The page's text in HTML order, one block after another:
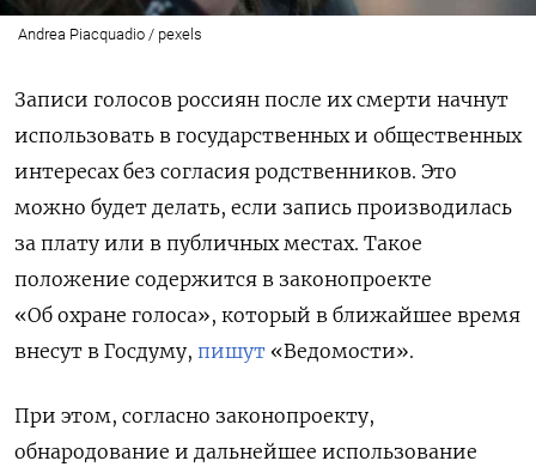
Andrea Piacquadio / pexels
Записи голосов россиян после их смерти начнут
использовать в государственных и общественных
интересах без согласия родственников. Это
можно будет делать, если запись производилась
за плату или в публичных местах. Такое
положение содержится в законопроекте
«Об охране голоса», который в ближайшее время
внесут в Госдуму, пишут «Ведомости».
При этом, согласно законопроекту,
обнародование и дальнейшее использование